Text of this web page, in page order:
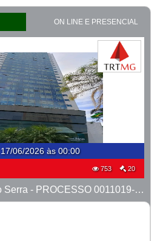
ON LINE E PRESENCIAL
17/06/2026 às 00:00
753 20
LOTE 08 - Flat Bairro Serra - PROCESSO 0011019-93.2025-27ª BH